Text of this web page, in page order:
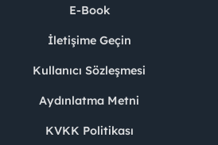
E-Book
İletişime Geçin
Kullanıcı Sözleşmesi
Aydınlatma Metni
KVKK Politikası